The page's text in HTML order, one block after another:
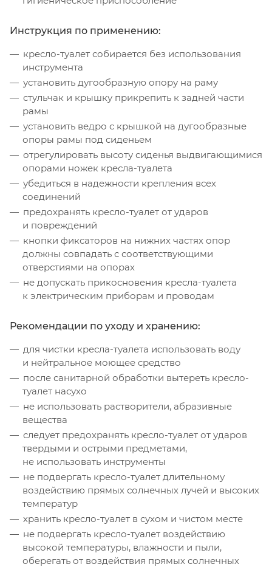
Инструкция по применению:
кресло-туалет собирается без использования
инструмента
установить дугообразную опору на раму
стульчак и крышку прикрепить к задней части
рамы
установить ведро с крышкой на дугообразные
опоры рамы под сиденьем
отрегулировать высоту сиденья выдвигающимися
опорами ножек кресла-туалета
убедиться в надежности крепления всех
соединений
предохранять кресло-туалет от ударов
и повреждений
кнопки фиксаторов на нижних частях опор
должны совпадать с соответствующими
отверстиями на опорах
не допускать прикосновения кресла-туалета
к электрическим приборам и проводам
Рекомендации по уходу и хранению:
для чистки кресла-туалета использовать воду
и нейтральное моющее средство
после санитарной обработки вытереть кресло-
туалет насухо
не использовать растворители, абразивные
вещества
следует предохранять кресло-туалет от ударов
твердыми и острыми предметами,
не использовать инструменты
не подвергать кресло-туалет длительному
воздействию прямых солнечных лучей и высоких
температур
хранить кресло-туалет в сухом и чистом месте
не подвергать кресло-туалет воздействию
высокой температуры, влажности и пыли,
оберегать от воздействия прямых солнечных